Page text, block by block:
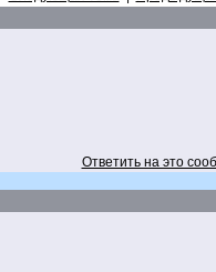
Ответить на это